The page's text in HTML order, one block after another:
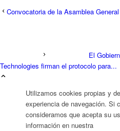
Convocatoria de la Asamblea
El
Technologies firman el protocolo para...
Utilizamos cookies propias y
experiencia de navegación. Si
consideramos que acepta su
información en nuestra